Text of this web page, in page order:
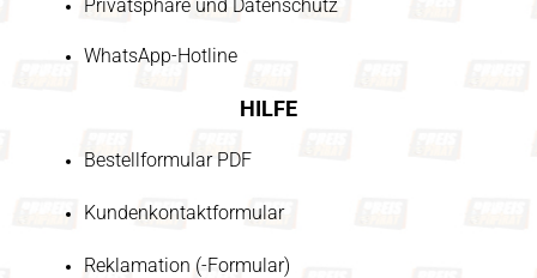
Privatsphäre und Datenschutz
WhatsApp-Hotline
HILFE
Bestellformular PDF
Kundenkontaktformular
Reklamation (-Formular)